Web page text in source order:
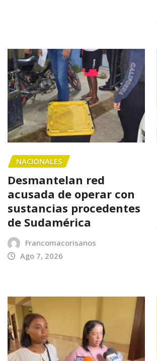
NACIONALES
Desmantelan red
acusada de operar con
sustancias procedentes
de Sudamérica
Francomacorisanos
Ago 7, 2026